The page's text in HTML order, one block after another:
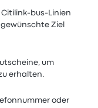
bus-Linien
Ziel
um
erhalten.
oder